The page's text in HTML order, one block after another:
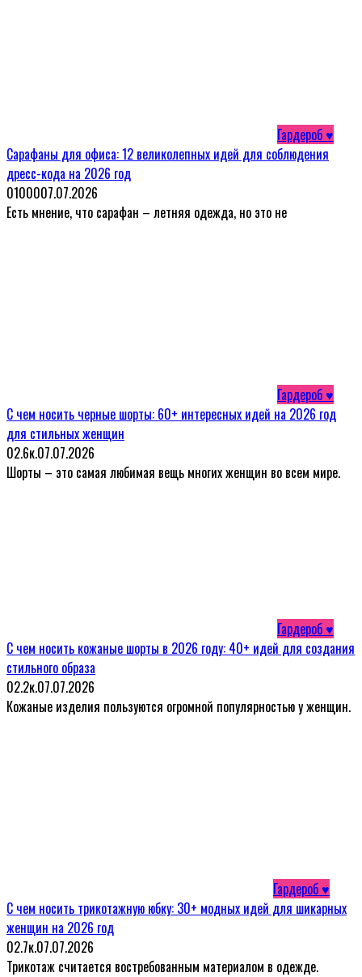
Гардероб ♥
Сарафаны для офиса: 12 великолепных идей для соблюдения
дресс-кода на 2026 год
0100007.07.2026
Есть мнение, что сарафан – летняя одежда, но это не
Гардероб ♥
С чем носить черные шорты: 60+ интересных идей на 2026 год
для стильных женщин
02.6к.07.07.2026
Шорты – это самая любимая вещь многих женщин во всем мире.
Гардероб ♥
С чем носить кожаные шорты в 2026 году: 40+ идей для создания
стильного образа
02.2к.07.07.2026
Кожаные изделия пользуются огромной популярностью у женщин.
Гардероб ♥
С чем носить трикотажную юбку: 30+ модных идей для шикарных
женщин на 2026 год
02.7к.07.07.2026
Трикотаж считается востребованным материалом в одежде.